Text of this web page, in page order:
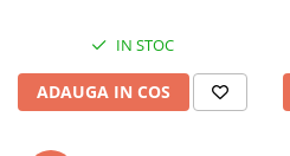
Sare de mare din Marea Nordului
Sare de mare din Oceanele Pacific
si Indian
Prajitore paine
Gratare
IN STOC
ADAUGA IN COS